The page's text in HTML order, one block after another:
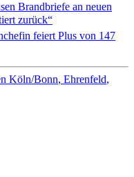
Brandbriefe an neuen
zurück“
feiert Plus von 147
Köln/Bonn Ehrenfeld